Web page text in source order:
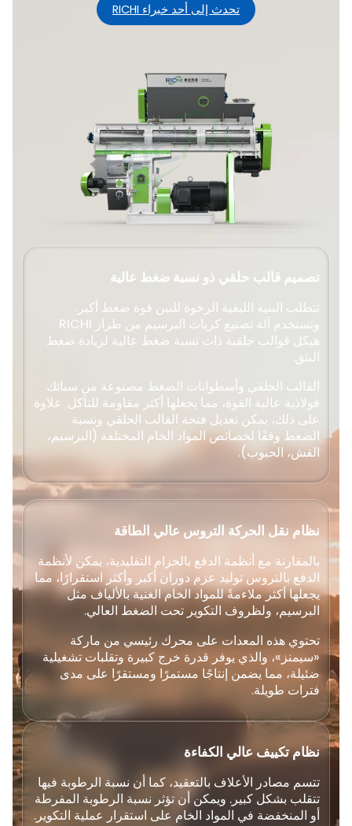
تحدث إلى أحد خبراء RICHI
تصميم قالب حلقي ذو نسبة ضغط عالية
تتطلب البنية الليفية الرخوة للتبن قوة ضغط أكبر.
وتستخدم آلة تصنيع كريات البرسيم من طراز RICHI
هيكل قوالب حلقية ذات نسبة ضغط عالية لزيادة ضغط
البثق.
القالب الحلقي وأسطوانات الضغط مصنوعة من سبائك
فولاذية عالية القوة، مما يجعلها أكثر مقاومة للتآكل. علاوة
على ذلك، يمكن تعديل فتحة القالب الحلقي ونسبة
الضغط وفقًا لخصائص المواد الخام المختلفة (البرسيم،
القش، الحبوب).
نظام نقل الحركة التروس عالي الطاقة
بالمقارنة مع أنظمة الدفع بالحزام التقليدية، يمكن لأنظمة
الدفع بالتروس توليد عزم دوران أكبر وأكثر استقرارًا، مما
يجعلها أكثر ملاءمةً للمواد الخام الغنية بالألياف مثل
البرسيم، ولظروف التكوير تحت الضغط العالي.
تحتوي هذه المعدات على محرك رئيسي من ماركة
«سيمنز»، والذي يوفر قدرة خرج كبيرة وتقلبات تشغيلية
ضئيلة، مما يضمن إنتاجًا مستمرًا ومستقرًا على مدى
فترات طويلة.
نظام تكييف عالي الكفاءة
تتسم مصادر الأعلاف بالتعقيد، كما أن نسبة الرطوبة فيها
تتقلب بشكل كبير. ويمكن أن تؤثر نسبة الرطوبة المفرطة
أو المنخفضة في المواد الخام على استقرار عملية التكوير.